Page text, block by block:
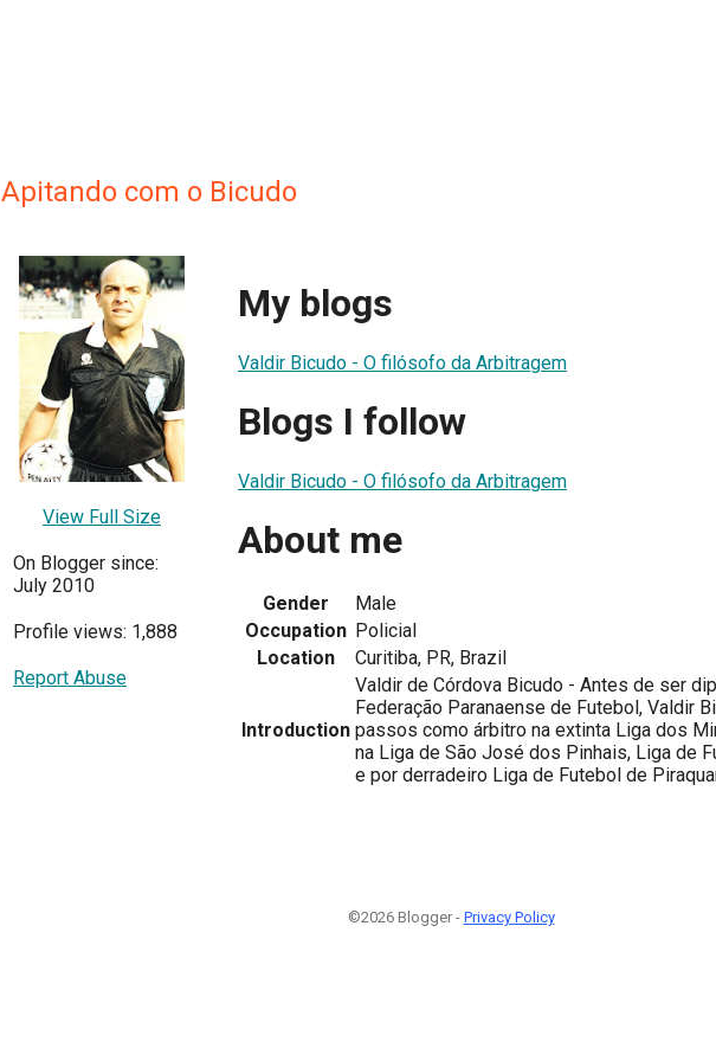
Apitando com o Bicudo
View Full Size
On Blogger since:
July 2010
Profile views: 1,888
Report Abuse
My blogs
Valdir Bicudo - O filósofo da Arbitragem
Blogs I follow
Valdir Bicudo - O filósofo da Arbitragem
About me
Gender
Male
Occupation Policial
Location
Curitiba, PR, Brazil
Introduction
Valdir de Córdova Bicudo - Antes de ser
Federação Paranaense de Futebol, Valdir
passos como árbitro na extinta Liga dos
na Liga de São José dos Pinhais, Liga de
e por derradeiro Liga de Futebol de
©2026 Blogger - Privacy Policy